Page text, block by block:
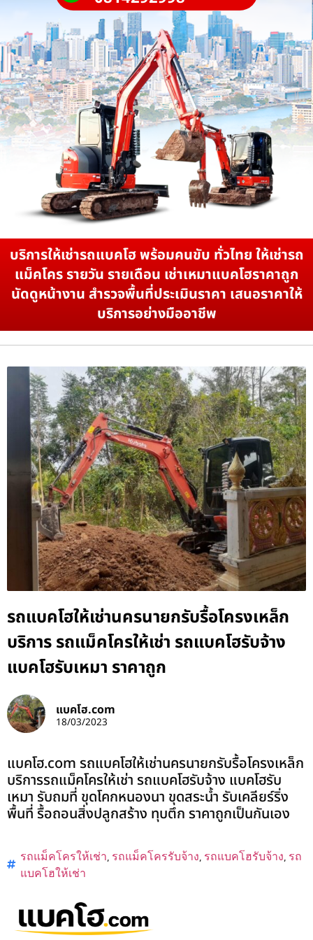
บริการให้เช่ารถแบคโฮ พร้อมคนขับ ทั่วไทย ให้เช่ารถ
แม็คโคร รายวัน รายเดือน เช่าเหมาแบคโฮราคาถูก
นัดดูหน้างาน สำรวจพื้นที่ประเมินราคา เสนอราคาให้
บริการอย่างมืออาชีพ
รถแบคโฮให้เช่านครนายกรับรื้อโครงเหล็ก
บริการ รถแม็คโครให้เช่า รถแบคโฮรับจ้าง
แบคโฮรับเหมา ราคาถูก
แบคโฮ.com
18/03/2023
แบคโฮ.com รถแบคโฮให้เช่านครนายกรับรื้อโครงเหล็ก
บริการรถแม็คโครให้เช่า รถแบคโฮรับจ้าง แบคโฮรับ
เหมา รับถมที่ ขุดโคกหนองนา ขุดสระน้ำ รับเคลียร์ริ่ง
พื้นที่ รื้อถอนสิ่งปลูกสร้าง ทุบตึก ราคาถูกเป็นกันเอง
รถแม็คโครให้เช่า, รถแม็คโครรับจ้าง, รถแบคโฮรับจ้าง, รถ
แบคโฮให้เช่า